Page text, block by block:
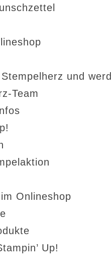
und
Team
Onlineshop
Up!